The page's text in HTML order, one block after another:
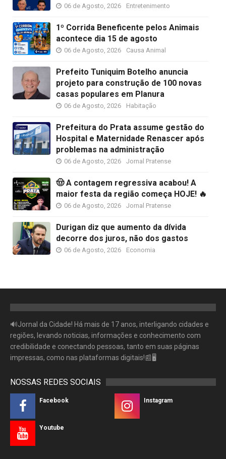
06 de Agosto, 2026 Entretenimento
1º Corrida Beneficente pelos Animais
acontece dia 15 de agosto
06 de Agosto, 2026 Causa Animal
Prefeito Tuniquim Botelho anuncia
projeto para construção de 100 novas
casas populares em Planura
06 de Agosto, 2026 Habitação
Prefeitura do Prata assume gestão do
Hospital e Maternidade Renascer após
problemas na administração
06 de Agosto, 2026 Jornal Pratense
🤠 A contagem regressiva acabou! A
maior festa da região começa HOJE! 🔥
06 de Agosto, 2026 Jornal Pratense
Durigan diz que aumento da dívida
decorre dos juros, não dos gastos
06 de Agosto, 2026 Economia
🔊Jornal da Cidade! Há mais de 17 anos, interligando cidades e
regiões, levando noticias, informações e conhecimento com
credibilidade e conectando pessoas, tanto em suas páginas
impressas, como nas plataformas digitais!📰🖥
NOSSAS REDES SOCIAIS
Facebook Instagram
Youtube